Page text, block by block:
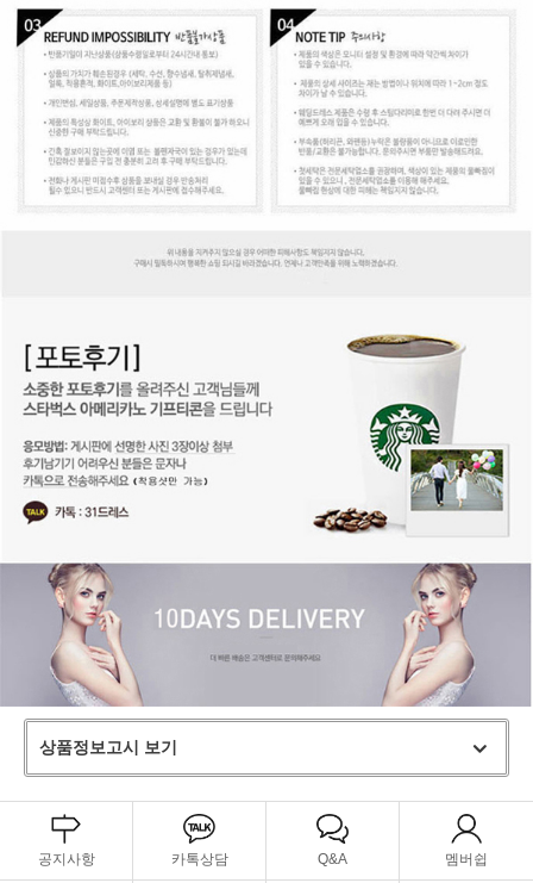
상품정보고시 보기
공지사항 카톡상담 Q&A 멤버쉽